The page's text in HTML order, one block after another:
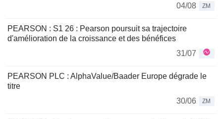
04/08
ZM
PEARSON : S1 26 : Pearson poursuit sa trajectoire
d'amélioration de la croissance et des bénéfices
31/07
PEARSON PLC : AlphaValue/Baader Europe dégrade le
titre
30/06
ZM